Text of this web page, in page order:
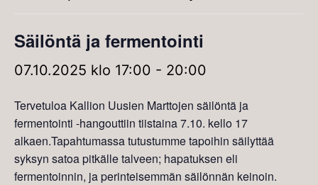
Säilöntä ja fermentointi
07.10.2025 klo 17:00 - 20:00
Tervetuloa Kallion Uusien Marttojen säilöntä ja
fermentointi -hangouttiin tiistaina 7.10. kello 17
alkaen.Tapahtumassa tutustumme tapoihin säilyttää
syksyn satoa pitkälle talveen; hapatuksen eli
fermentoinnin, ja perinteisemmän säilönnän keinoin.